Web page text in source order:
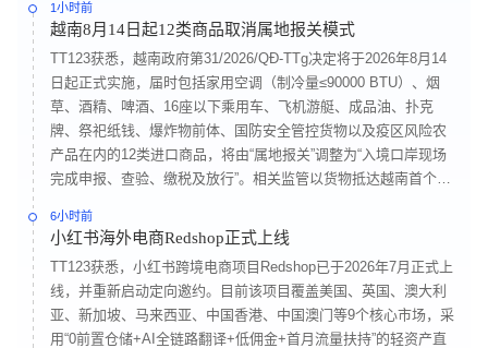
在数月前陆续退出，自称“CEO”的尤某也曾因经营理念不合离职，
并发布免责声明。业内有观点认为，创始人赌博导致资金缺口可
能进一步加剧了资金压力，但相关风险迹象此前已有出现。
1小时前
越南8月14日起12类商品取消属地报关模式
TT123获悉，越南政府第31/2026/QĐ-TTg决定将于2026年8月14
日起正式实施，届时包括家用空调（制冷量≤90000 BTU）、烟
草、酒精、啤酒、16座以下乘用车、飞机游艇、成品油、扑克
牌、祭祀纸钱、爆炸物前体、国防安全管控货物以及疫区风险农
产品在内的12类进口商品，将由“属地报关”调整为“入境口岸现场
完成申报、查验、缴税及放行”。相关监管以货物抵达越南首个口
业原料等少数特殊情况可享受豁免。此次政策调整对跨境卖家及
家电出口企业影响较为明显。其中，空调等热门商品的清关流程
预计延长2—5个工作日，口岸仓储费用及滞箱费用或进一步增
加。
6小时前
小红书海外电商Redshop正式上线
TT123获悉，小红书跨境电商项目Redshop已于2026年7月正式上
线，并重新启动定向邀约。目前该项目覆盖美国、英国、澳大利
亚、新加坡、马来西亚、中国香港、中国澳门等9个核心市场，采
用“0前置仓储+AI全链路翻译+低佣金+首月流量扶持”的轻资产直